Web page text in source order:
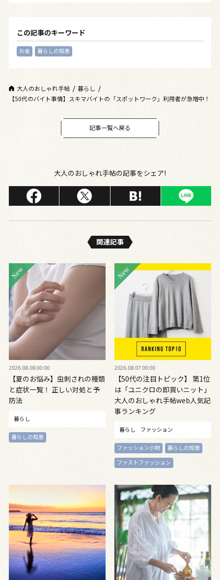
この記事のキーワード
お金 暮らしの知恵
大人のおしゃれ手帖
暮らし
【50代のバイト事情】スキマバイトの「スポットワーク」利用者が急増中！
記事一覧へ戻る
大人のおしゃれ手帖の記事をシェア!
関連記事
2026.08.08 00:00
【夏のお悩み】虫刺されの種類
と症状一覧！ 正しい対処と予
防法
暮らし
暮らしの知恵
2026.08.07 00:00
【50代の注目トピック】 第1位
は「ユニクロの即買いニット」
大人のおしゃれ手帖web人気記
事ランキング
暮らし ファッション
ファッション小物
暮らしの知恵
ファストファッション